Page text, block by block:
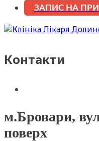
ЗАПИС НА
Контакти
м.Бровари,
поверх